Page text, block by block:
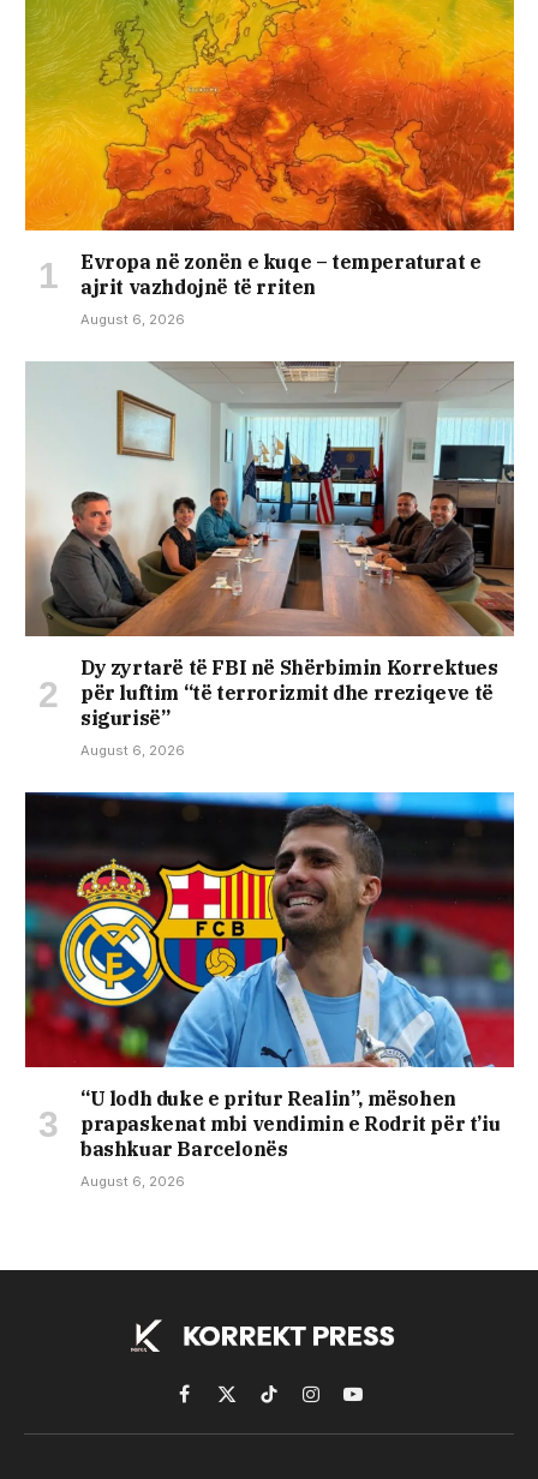
Evropa në zonën e kuqe – temperaturat e
ajrit vazhdojnë të rriten
August 6, 2026
Dy zyrtarë të FBI në Shërbimin Korrektues
për luftim “të terrorizmit dhe rreziqeve të
sigurisë”
August 6, 2026
“U lodh duke e pritur Realin”, mësohen
prapaskenat mbi vendimin e Rodrit për t’iu
bashkuar Barcelonës
August 6, 2026
Facebook
X
(Twitter)
TikTokInstagramYouTube